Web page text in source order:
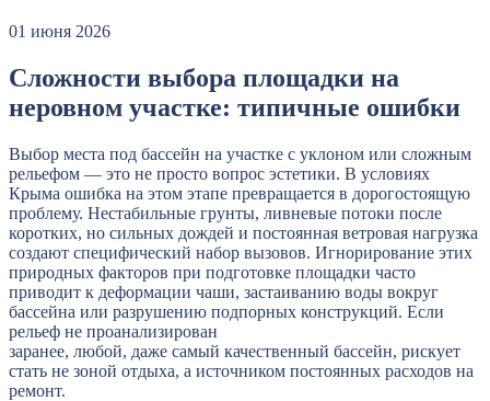
01 июня 2026
Сложности выбора площадки на
неровном участке: типичные ошибки
Выбор места под бассейн на участке с уклоном или сложным
рельефом — это не просто вопрос эстетики. В условиях
Крыма ошибка на этом этапе превращается в дорогостоящую
проблему. Нестабильные грунты, ливневые потоки после
коротких, но сильных дождей и постоянная ветровая нагрузка
создают специфический набор вызовов. Игнорирование этих
природных факторов при подготовке площадки часто
приводит к деформации чаши, застаиванию воды вокруг
бассейна или разрушению подпорных конструкций. Если
рельеф не проанализирован
заранее, любой, даже самый качественный бассейн, рискует
стать не зоной отдыха, а источником постоянных расходов на
ремонт.